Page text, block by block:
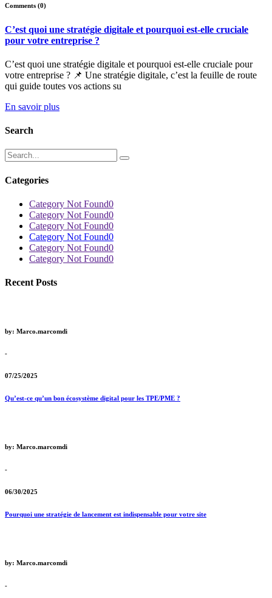
Comments (0)
C’est quoi une stratégie digitale et pourquoi est-elle cruciale
pour votre entreprise ?
C’est quoi une stratégie digitale et pourquoi est-elle cruciale pour
votre entreprise ? 📌 Une stratégie digitale, c’est la feuille de route
qui guide toutes vos actions su
En savoir plus
Search
Categories
Category Not Found0
Category Not Found0
Category Not Found0
Category Not Found0
Category Not Found0
Category Not Found0
Recent Posts
by: Marco.marcomdi
-
07/25/2025
Qu’est-ce qu’un bon écosystème digital pour les TPE/PME ?
by: Marco.marcomdi
-
06/30/2025
Pourquoi une stratégie de lancement est indispensable pour votre site
by: Marco.marcomdi
-